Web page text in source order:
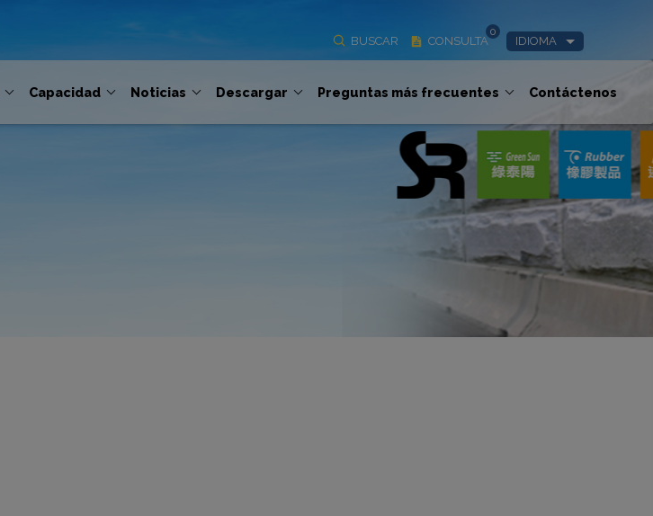
BUSCAR
0
CONSULTA IDIOMA
Capacidad Noticias Descargar Preguntas más frecuentes Contáctenos